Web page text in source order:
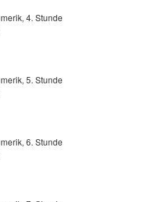
4. Stunde
5. Stunde
6. Stunde